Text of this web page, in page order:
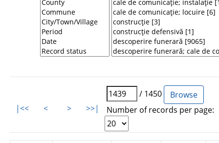
|<< < > >>|
/ 1450
Number of records per page: